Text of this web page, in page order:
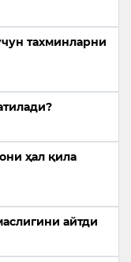
тахминларни
ҳал қила
айтди